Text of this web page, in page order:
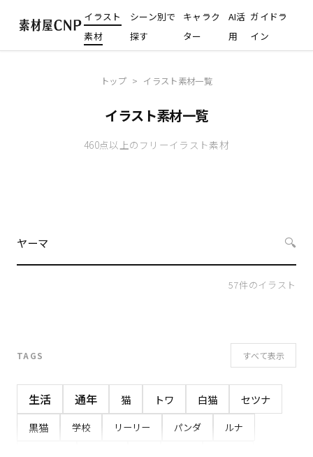
イラスト
素材
シーン別で
探す
キャラク
ター
AI活
用
ガイドラ
イン
トップ > イラスト素材一覧
イラスト素材一覧
460点以上のフリーイラスト素材
🔍
57件のイラスト
TAGS すべて表示
生活 通年 猫 トワ 白猫
セツナ
黒猫
学校 リーリー パンダ
ルナ